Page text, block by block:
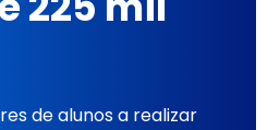
de alunos a realizar